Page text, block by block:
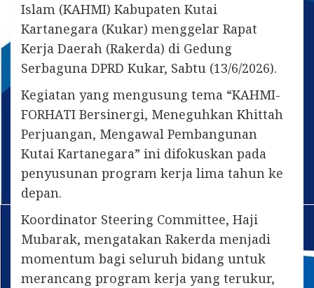
Islam (KAHMI) Kabupaten Kutai
Kartanegara (Kukar) menggelar Rapat
Kerja Daerah (Rakerda) di Gedung
Serbaguna DPRD Kukar, Sabtu (13/6/2026).
Kegiatan yang mengusung tema “KAHMI-
FORHATI Bersinergi, Meneguhkan Khittah
Perjuangan, Mengawal Pembangunan
Kutai Kartanegara” ini difokuskan pada
penyusunan program kerja lima tahun ke
depan.
Koordinator Steering Committee, Haji
Mubarak, mengatakan Rakerda menjadi
momentum bagi seluruh bidang untuk
merancang program kerja yang terukur,